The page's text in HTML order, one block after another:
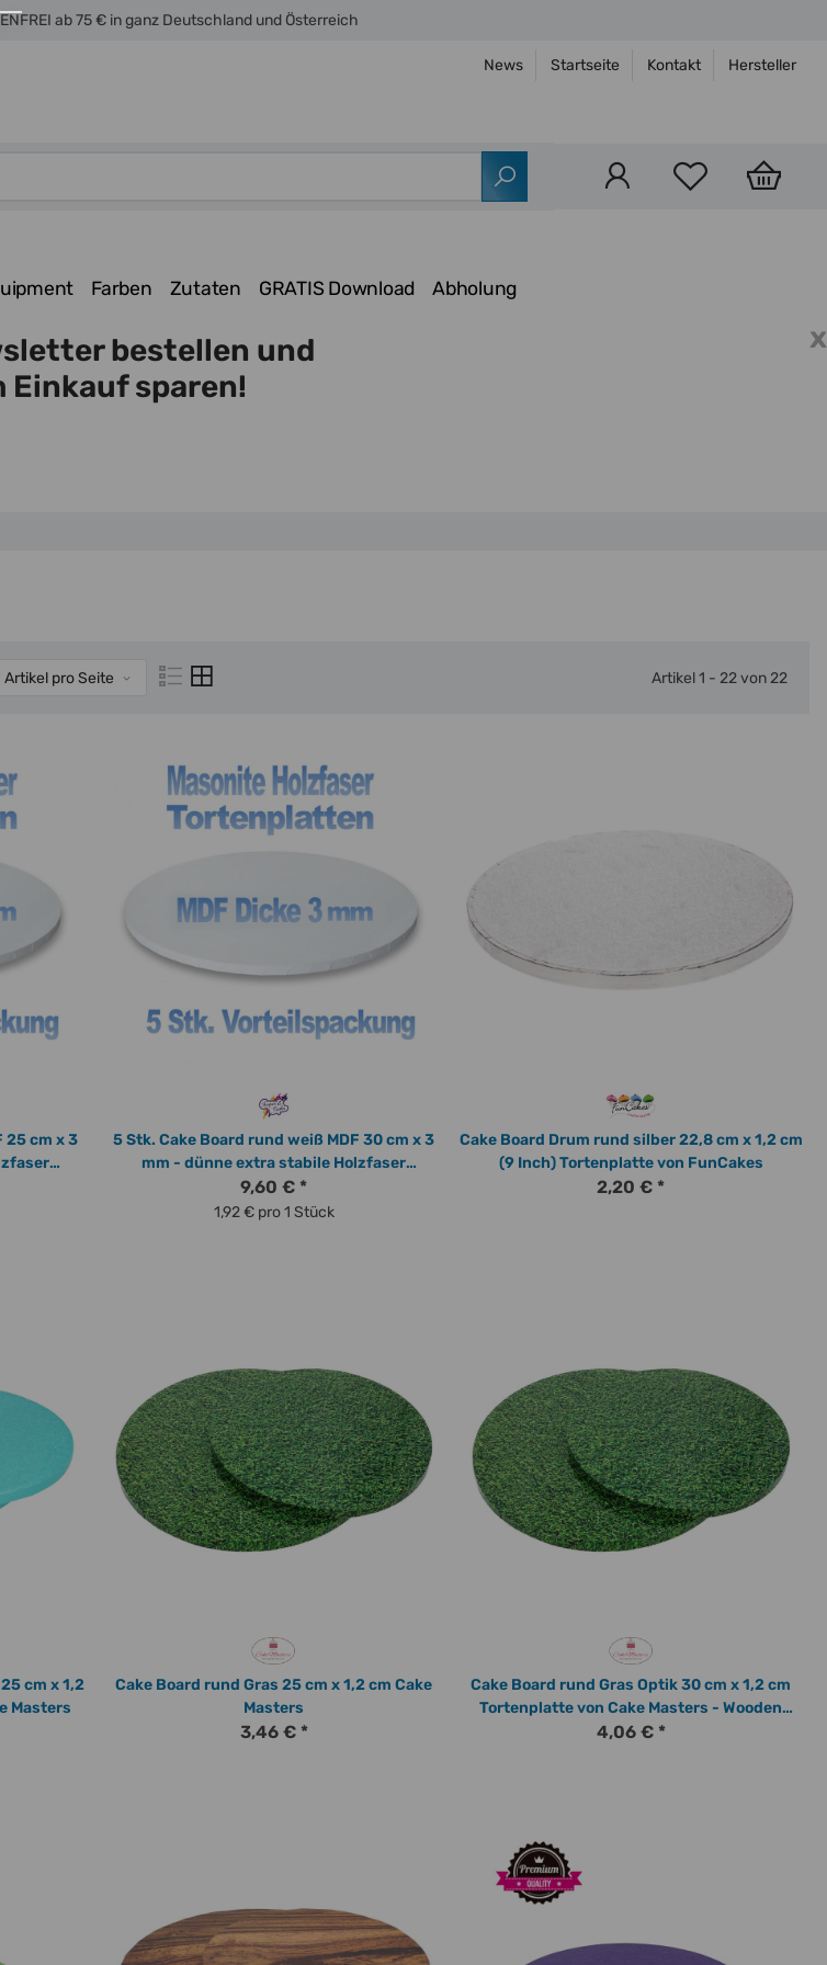
ab 75 € in ganz Deutschland und Österreich
News Startseite Kontakt Hersteller
Farben Zutaten GRATIS Download Abholung
x
bestellen und
Einkauf sparen!
Artikel pro Seite Artikel 1 - 22 von 22
25 cm x 3
5 Stk. Cake Board rund weiß MDF 30 cm x 3
mm - dünne extra stabile Holzfaser
Tortenplatte
9,60 € *
1,92 € pro 1 Stück
Cake Board Drum rund silber 22,8 cm x 1,2 cm
(9 Inch) Tortenplatte von FunCakes
2,20 € *
cm x 1,2
Masters
Cake Board rund Gras 25 cm x 1,2 cm Cake
Masters
3,46 € *
Cake Board rund Gras Optik 30 cm x 1,2 cm
Tortenplatte von Cake Masters - Wooden
round 12 Zoll
4,06 € *